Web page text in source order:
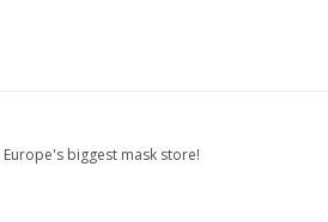
Europe's biggest mask store!